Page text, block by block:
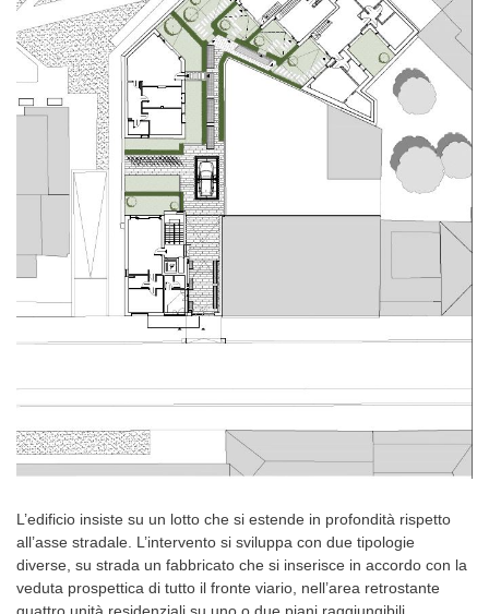
L’edificio insiste su un lotto che si estende in profondità rispetto
all’asse stradale. L’intervento si sviluppa con due tipologie
diverse, su strada un fabbricato che si inserisce in accordo con la
veduta prospettica di tutto il fronte viario, nell’area retrostante